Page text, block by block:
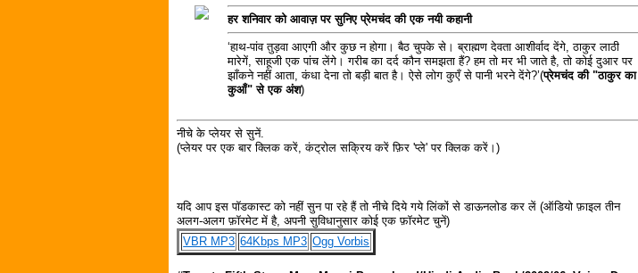
हर शनिवार को आवाज़ पर सुनिए प्रेमचंद की एक नयी कहानी
‘हाथ-पांव तुड़वा आएगी और कुछ न होगा। बैठ चुपके से। ब्राह्मण देवता आशीर्वाद देंगे, ठाकुर लाठी
मारेगें, साहूजी एक पांच लेंगे। गरीब का दर्द कौन समझता हैं? हम तो मर भी जाते है, तो कोई दुआर पर
झाँकने नहीं आता, कंधा देना तो बड़ी बात है। ऐसे लोग कुएँ से पानी भरने देंगे?’(प्रेमचंद की "ठाकुर का
कुआँ" से एक अंश)
नीचे के प्लेयर से सुनें.
(प्लेयर पर एक बार क्लिक करें, कंट्रोल सक्रिय करें फ़िर 'प्ले' पर क्लिक करें।)
यदि आप इस पॉडकास्ट को नहीं सुन पा रहे हैं तो नीचे दिये गये लिंकों से डाऊनलोड कर लें (ऑडियो फ़ाइल तीन
अलग-अलग फ़ॉरमेट में है, अपनी सुविधानुसार कोई एक फ़ॉरमेट चुनें)
VBR MP3 64Kbps MP3 Ogg Vorbis